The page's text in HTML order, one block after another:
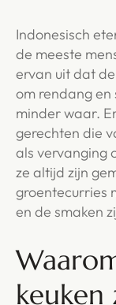
Indonesisch
de meeste
ervan uit dat
om rendang en
minder waar.
gerechten die
als vervanging
ze altijd zijn
groentecurries
en de smaken
keuken